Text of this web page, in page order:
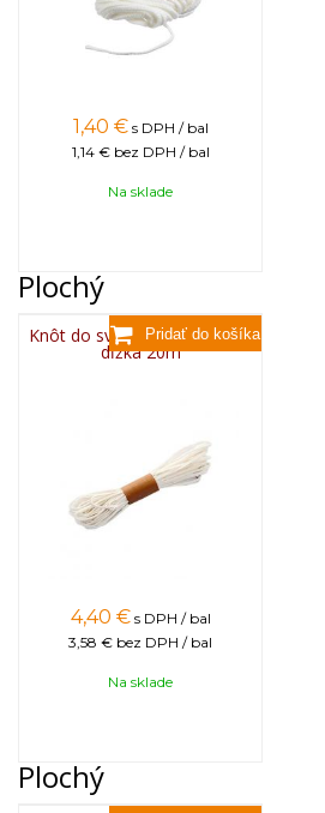
1,40 € s DPH / bal
1,14 € bez DPH / bal
Na sklade
Plochý
Knôt do sviečky plochý 3x10,
dĺžka 20m
4,40 € s DPH / bal
3,58 € bez DPH / bal
Na sklade
Plochý